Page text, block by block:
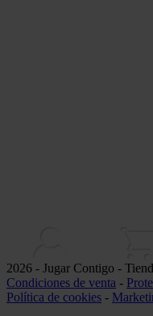
2026 - Jugar Contigo -
Condiciones de venta -
Política de cookies -